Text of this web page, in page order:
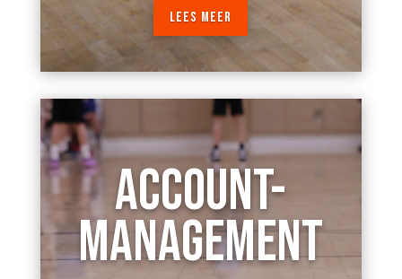
LEES MEER
ACCOUNT-
MANAGEMENT